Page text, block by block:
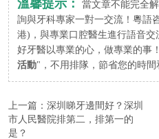
溫馨提示：
當文章不能完全
詢與牙科專家一對一交流！粵語
港)，與專業口腔醫生進行語音交
好牙醫以專業的心，做專業的事
活動"，不用排隊，節省您的時間
上一篇： 深圳睇牙邊間好？深圳
市人民醫院排第二，排第一的
是？